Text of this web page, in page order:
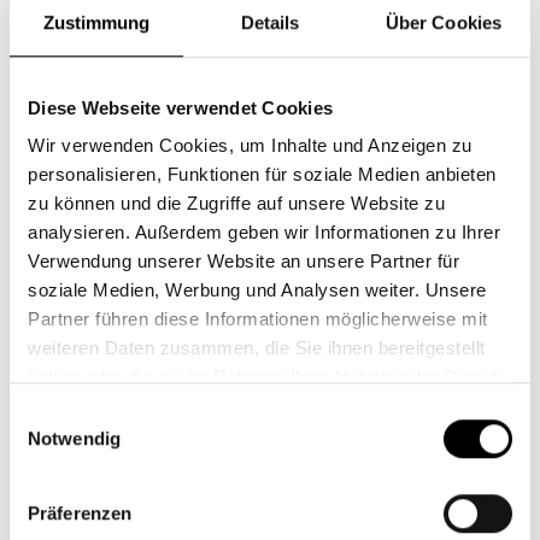
Zustimmung Details Über Cookies
Diese Webseite verwendet Cookies
Wir verwenden Cookies, um Inhalte und Anzeigen zu
personalisieren, Funktionen für soziale Medien anbieten
zu können und die Zugriffe auf unsere Website zu
analysieren. Außerdem geben wir Informationen zu Ihrer
Verwendung unserer Website an unsere Partner für
soziale Medien, Werbung und Analysen weiter. Unsere
Partner führen diese Informationen möglicherweise mit
weiteren Daten zusammen, die Sie ihnen bereitgestellt
Notwendig
Präferenzen
unterschiedlichster Bonitäten investieren. Diese
können entweder besichert, unbesichert oder
neben Zins und Tilgung auch mit einer
Aktienkomponente ausgestattet sind. Verlieren
diese Instrumente ihre Aktiensensitivität, sind sie für
reine Wandelanleiheinvestoren uninteressant,
sodass für flexible Fonds attraktive
Sondersituationen entstehen können.
Bei Bonität nicht allein auf Ratings verlassen
Risk/Reward, wo der Fonds am besten positioniert
Erfahrung. Neben der Analyse der Notenbankpolitik
und des makroökonomischen Umfeldes ist